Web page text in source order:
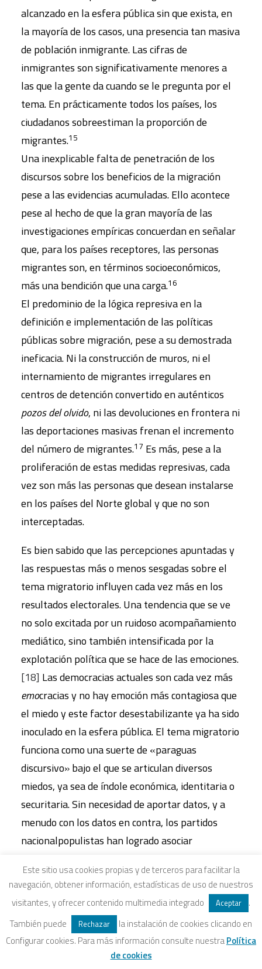
alcanzado en la esfera pública sin que exista, en
la mayoría de los casos, una presencia tan masiva
de población inmigrante. Las cifras de
inmigrantes son significativamente menores a
las que la gente da cuando se le pregunta por el
tema. En prácticamente todos los países, los
ciudadanos sobreestiman la proporción de
migrantes.15
Una inexplicable falta de penetración de los
discursos sobre los beneficios de la migración
pese a las evidencias acumuladas. Ello acontece
pese al hecho de que la gran mayoría de las
investigaciones empíricas concuerdan en señalar
que, para los países receptores, las personas
migrantes son, en términos socioeconómicos,
más una bendición que una carga.16
El predominio de la lógica represiva en la
definición e implementación de las políticas
públicas sobre migración, pese a su demostrada
ineficacia. Ni la construcción de muros, ni el
internamiento de migrantes irregulares en
centros de detención convertido en auténticos
pozos del olvido, ni las devoluciones en frontera ni
las deportaciones masivas frenan el incremento
del número de migrantes.17 Es más, pese a la
proliferación de estas medidas represivas, cada
vez son más las personas que desean instalarse
en los países del Norte global y que no son
interceptadas.
Es bien sabido que las percepciones apuntadas y
las respuestas más o menos sesgadas sobre el
tema migratorio influyen cada vez más en los
resultados electorales. Una tendencia que se ve
no solo excitada por un ruidoso acompañamiento
mediático, sino también intensificada por la
explotación política que se hace de las emociones.
[18] Las democracias actuales son cada vez más
emocracias y no hay emoción más contagiosa que
el miedo y este factor desestabilizante ya ha sido
inoculado en la esfera pública. El tema migratorio
funciona como una suerte de «paraguas
discursivo» bajo el que se articulan diversos
miedos, ya sea de índole económica, identitaria o
securitaria. Sin necesidad de aportar datos, y a
menudo con los datos en contra, los partidos
nacionalpopulistas han logrado asociar
personas migrantes con graves problemas como
el desempleo, la precariedad laboral, la
inseguridad en las calles o la pérdida de servicios
públicos. Pese a que la realidad no suela avalar su
discurso, han conseguido definir las coordenadas
Este sitio usa cookies propias y de terceros para facilitar la
navegación, obtener información, estadísticas de uso de nuestros
visitantes, y ofrecer contenido multimedia integrado
Aceptar
.
También puede
Rechazar
la instalación de cookies clicando en
Configurar cookies. Para más información consulte nuestraPolítica
de cookies